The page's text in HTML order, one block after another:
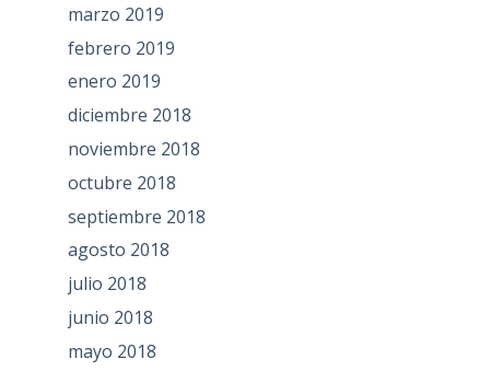
marzo 2019
febrero 2019
enero 2019
diciembre 2018
noviembre 2018
octubre 2018
septiembre 2018
agosto 2018
julio 2018
junio 2018
mayo 2018